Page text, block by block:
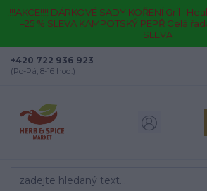
!!!!AKCE!!!! DÁRKOVÉ SADY KOŘENÍ Gril ·
–25 % SLEVA KAMPOTSKÝ PEPŘ Celá
SLEVA
+420 722 936 923
(Po-Pá, 8-16 hod.)